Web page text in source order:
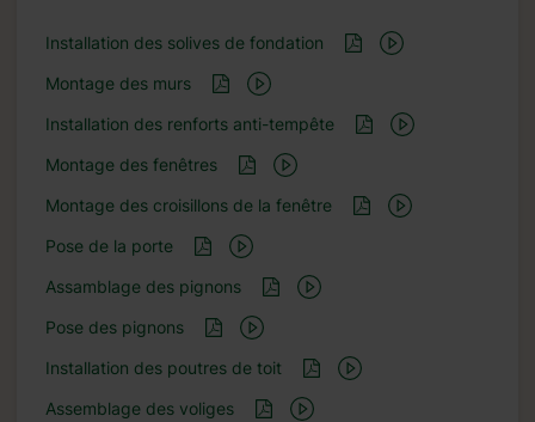
Installation des solives de fondation
Montage des murs
Installation des renforts anti-tempête
Montage des fenêtres
Montage des croisillons de la fenêtre
Pose de la porte
Assamblage des pignons
Pose des pignons
Installation des poutres de toit
Assemblage des voliges